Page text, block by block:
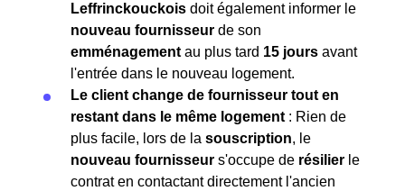
Leffrinckouckois doit également informer le
nouveau fournisseur de son
emménagement au plus tard 15 jours avant
l'entrée dans le nouveau logement.
Le client change de fournisseur tout en
restant dans le même logement : Rien de
plus facile, lors de la souscription, le
nouveau fournisseur s'occupe de résilier le
contrat en contactant directement l'ancien